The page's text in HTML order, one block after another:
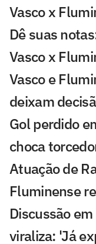
Vasco x
Dê suas
Vasco x
Vasco e
deixam
Gol perdido
choca
Atuação de
Fluminense
Discussão
viraliza: 'Já